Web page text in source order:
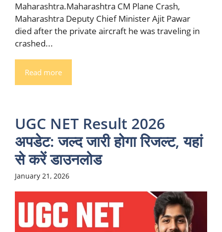
Maharashtra.Maharashtra CM Plane Crash,
Maharashtra Deputy Chief Minister Ajit Pawar
died after the private aircraft he was traveling in
crashed...
Read more
UGC NET Result 2026
अपडेट: जल्द जारी होगा रिजल्ट, यहां
से करें डाउनलोड
January 21, 2026